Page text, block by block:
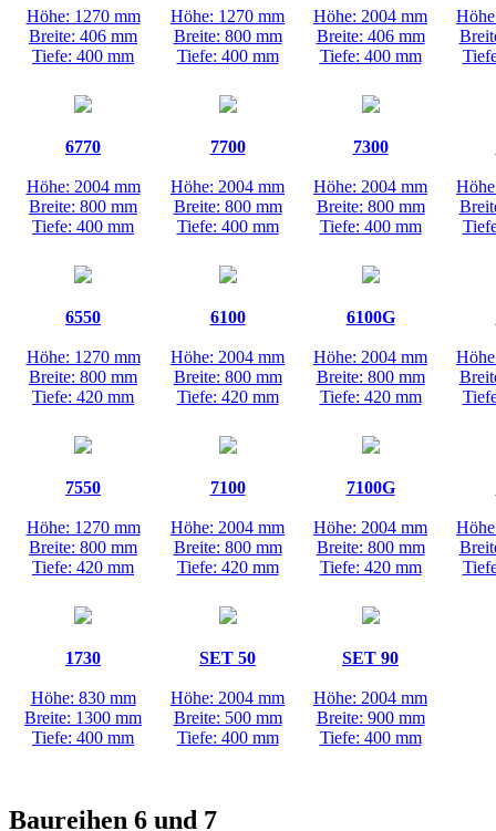
Höhe: 1270 mm
Breite: 406 mm
Tiefe: 400 mm
Höhe: 1270 mm
Breite: 800 mm
Tiefe: 400 mm
Höhe: 2004 mm
Breite: 406 mm
Tiefe: 400 mm
6770
Höhe: 2004 mm
Breite: 800 mm
Tiefe: 400 mm
7700
Höhe: 2004 mm
Breite: 800 mm
Tiefe: 400 mm
7300
Höhe: 2004 mm
Breite: 800 mm
Tiefe: 400 mm
6550
Höhe: 1270 mm
Breite: 800 mm
Tiefe: 420 mm
6100
Höhe: 2004 mm
Breite: 800 mm
Tiefe: 420 mm
6100G
Höhe: 2004 mm
Breite: 800 mm
Tiefe: 420 mm
7550
Höhe: 1270 mm
Breite: 800 mm
Tiefe: 420 mm
7100
Höhe: 2004 mm
Breite: 800 mm
Tiefe: 420 mm
7100G
Höhe: 2004 mm
Breite: 800 mm
Tiefe: 420 mm
1730
Höhe: 830 mm
Breite: 1300 mm
Tiefe: 400 mm
SET 50
Höhe: 2004 mm
Breite: 500 mm
Tiefe: 400 mm
SET 90
Höhe: 2004 mm
Breite: 900 mm
Tiefe: 400 mm
Baureihen 6 und 7